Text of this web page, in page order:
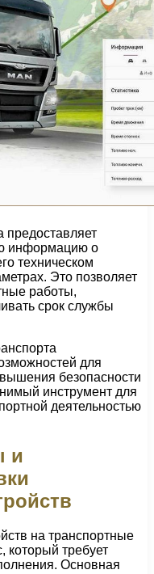
предоставляет
информацию о
техническом
Это позволяет
работы,
срок службы
для
безопасности
инструмент для
деятельностью
и
на транспортные
который требует
Основная